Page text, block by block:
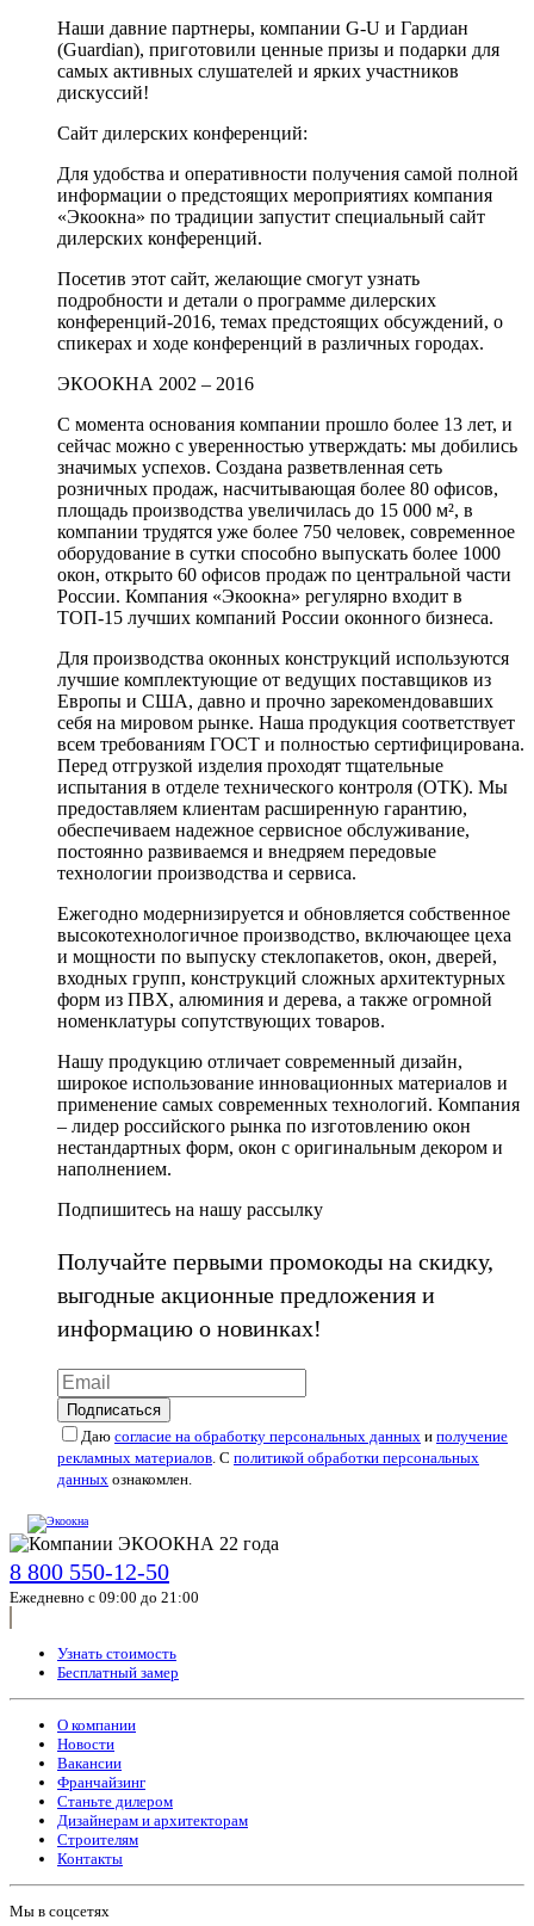
Наши давние партнеры, компании G-U и Гардиан
(Guardian), приготовили ценные призы и подарки для
самых активных слушателей и ярких участников
дискуссий!
Сайт дилерских конференций:
Для удобства и оперативности получения самой полной
информации о предстоящих мероприятиях компания
«Экоокна» по традиции запустит специальный сайт
дилерских конференций.
Посетив этот сайт, желающие смогут узнать
подробности и детали о программе дилерских
конференций-2016, темах предстоящих обсуждений, о
спикерах и ходе конференций в различных городах.
ЭКООКНА 2002 – 2016
С момента основания компании прошло более 13 лет, и
сейчас можно с уверенностью утверждать: мы добились
значимых успехов. Создана разветвленная сеть
розничных продаж, насчитывающая более 80 офисов,
площадь производства увеличилась до 15 000 м², в
компании трудятся уже более 750 человек, современное
оборудование в сутки способно выпускать более 1000
окон, открыто 60 офисов продаж по центральной части
России. Компания «Экоокна» регулярно входит в
ТОП-15 лучших компаний России оконного бизнеса.
Для производства оконных конструкций используются
лучшие комплектующие от ведущих поставщиков из
Европы и США, давно и прочно зарекомендовавших
себя на мировом рынке. Наша продукция соответствует
всем требованиям ГОСТ и полностью сертифицирована.
Перед отгрузкой изделия проходят тщательные
испытания в отделе технического контроля (ОТК). Мы
предоставляем клиентам расширенную гарантию,
обеспечиваем надежное сервисное обслуживание,
постоянно развиваемся и внедряем передовые
технологии производства и сервиса.
Ежегодно модернизируется и обновляется собственное
высокотехнологичное производство, включающее цеха
и мощности по выпуску стеклопакетов, окон, дверей,
входных групп, конструкций сложных архитектурных
форм из ПВХ, алюминия и дерева, а также огромной
номенклатуры сопутствующих товаров.
Нашу продукцию отличает современный дизайн,
широкое использование инновационных материалов и
применение самых современных технологий. Компания
– лидер российского рынка по изготовлению окон
нестандартных форм, окон с оригинальным декором и
наполнением.
Подпишитесь на нашу рассылку
Получайте первыми промокоды на скидку,
выгодные акционные предложения и
информацию о новинках!
Подписаться
Даю согласие на обработку персональных данных и получение
рекламных материалов. С политикой обработки персональных
данных ознакомлен.
8 800 550-12-50
Ежедневно с 09:00 до 21:00
Узнать стоимость
Бесплатный замер
О компании
Новости
Вакансии
Франчайзинг
Станьте дилером
Дизайнерам и архитекторам
Строителям
Контакты
Мы в соцсетях